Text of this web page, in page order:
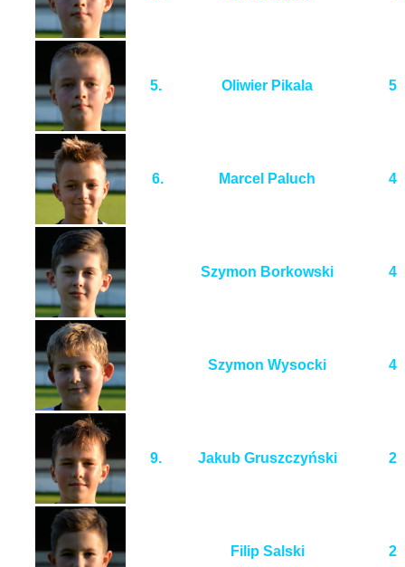
5. Oliwier Pikala 5
6. Marcel Paluch 4
Szymon Borkowski 4
Szymon Wysocki 4
9. Jakub Gruszczyński 2
Filip Salski 2